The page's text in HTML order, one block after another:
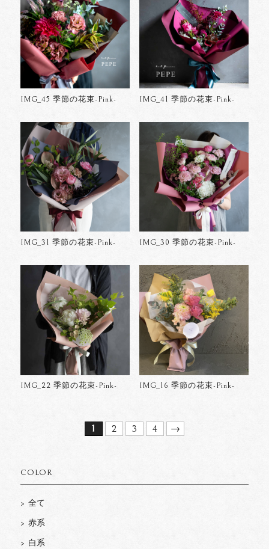
COLOR
> 全て
> 赤系
> 白系
IMG_45 季節の花束-Pink- IMG_41 季節の花束-Pink-
IMG_31 季節の花束-Pink- IMG_30 季節の花束-Pink-
IMG_22 季節の花束-Pink- IMG_16 季節の花束-Pink-
1 2 3 4 →